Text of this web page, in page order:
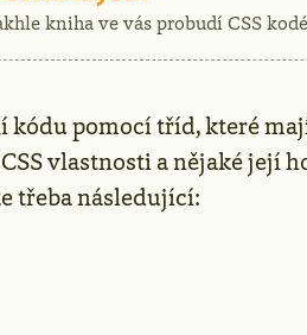
kniha ve vás probudí CSS
kódu pomocí tříd, které
vlastnosti a nějaké její
třeba následující: